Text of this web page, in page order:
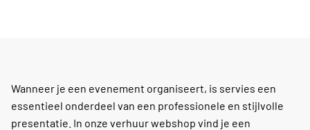
Wanneer je een evenement organiseert, is servies een
essentieel onderdeel van een professionele en stijlvolle
presentatie. In onze verhuur webshop vind je een